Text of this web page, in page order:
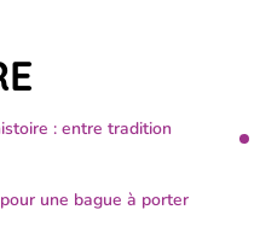
: entre tradition
une bague à porter